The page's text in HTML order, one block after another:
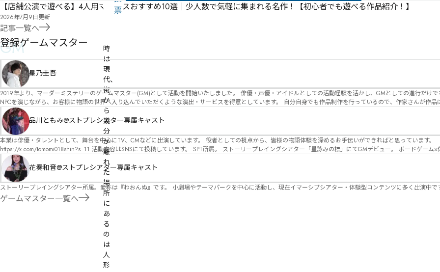
リ
票
時
は
現
代、
街
か
ら
幾
分
か
離
れ
た
場
所
に
あ
る
の
は
人
形
【店舗公演で遊べる】4人用マダミスおすすめ10選｜少人数で気軽に集まれる名作！【初心者でも遊べる作品紹介！】
2026年7月9日更新
記事一覧へ
GM
登録ゲームマスター
星乃圭吾
2019年より、マーダーミステリーのゲームマスター(GM)として活動を開始いたしました。 俳優・声優・アイドルとしての活動経験を活かし、GMとしての進行だけでなく、作品内の
NPCを演じながら、お客様に物語の世界へ入り込んでいただくような演出・サービスを得意としています。 自分自身でも作品制作を行っているので、作家さんが作品に込めた想いや意
図を大切にしながら、その作品の魅力をお客様に届けられるような公演を心がけています。 参加してくださる皆様がどんなエンディングを迎えるのか、どんな物語が生まれるのかを想
像しながら、公演を進めていく時間が本当に大好きです！ 対応可能作品は、オフライン（対面）作品のみとなります。 得意分野をひとつ挙げるなら恋愛もの（恋愛要素を含むシナリ
オ）ですが、ファンタジー、デスゲーム、青春ものなど、ジャンルを問わず幅広く対応可能です！お任せください！ 《所属団体・店舗》 ★ Lanbelysma -ランビリズマ- (代表・制作・
GM) ★ ストーリープレイングシアター (GM) ★ フィネガンズ ウェイク (GM)
品川ともみ@ストプレシアター専属キャスト
本業は俳優・タレントとして、舞台を中心にTV、CMなどに出演しています。 役者としての視点から、皆様の物語体験を深めるお手伝いができればと思っています。
https://x.com/tomomi018shin?s=11 活動内容はSNSにて投稿しています。 SPT所属。 ストーリープレイングシアター「星詠みの標」にてGMデビュー。 ボードゲーム×体感型演劇 イマ
ーシブカフェ「コアクト」(不定期開催)出演中。
花奏和音@ストプレシアター専属キャスト
ストーリープレイングシアター所属。愛称は『わおんぬ』です。 小劇場やテーマパークを中心に活動し、現在イマーシブシアター・体験型コンテンツに多く出演中で
ゲームマスター一覧へ